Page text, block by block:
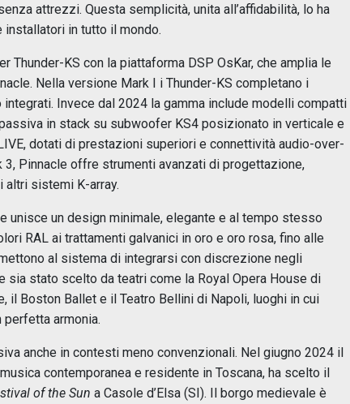
attrezzi. Questa semplicità, unita all’affidabilità, lo ha
in tutto il mondo.
Thunder-KS con la piattaforma DSP OsKar, che amplia le
Nella versione Mark I i Thunder-KS completano i
Invece dal 2024 la gamma include modelli compatti
in stack su subwoofer KS4 posizionato in verticale e
dotati di prestazioni superiori e connettività audio-over-
3, Pinnacle offre strumenti avanzati di progettazione,
altri sistemi K-array.
unisce un design minimale, elegante e al tempo stesso
RAL ai trattamenti galvanici in oro e oro rosa, fino alle
al sistema di integrarsi con discrezione negli
stato scelto da teatri come la Royal Opera House di
il Boston Ballet e il Teatro Bellini di Napoli, luoghi in cui
armonia.
anche in contesti meno convenzionali. Nel giugno 2024 il
contemporanea e residente in Toscana, ha scelto il
of the Sun a Casole d’Elsa (SI). Il borgo medievale è